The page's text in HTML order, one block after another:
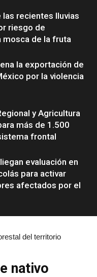
las recientes lluvias
riesgo de
mosca de la fruta
la exportación de
por la violencia
y Agricultura
más de 1.500
frontal
evaluación en
para activar
afectados por el
del territorio
nativo